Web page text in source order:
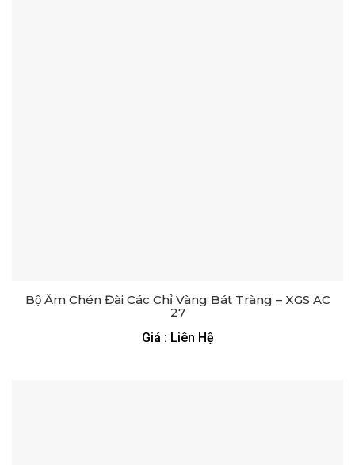
Bộ Ấm Chén Đài Các Chỉ Vàng Bát Tràng – XGS AC
27
Giá : Liên Hệ